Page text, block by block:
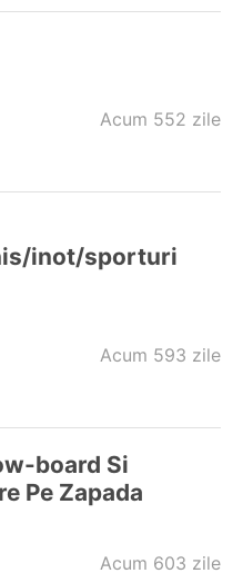
Acum 552 zile
inot/sporturi
Acum 593 zile
board Si
Pe Zapada
Acum 603 zile